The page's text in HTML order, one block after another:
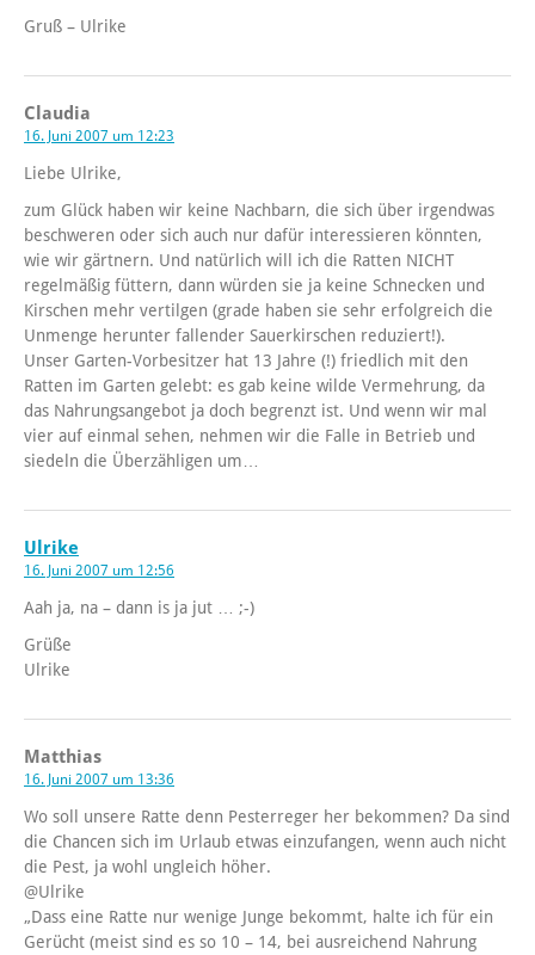
Gruß – Ulrike
Claudia
16. Juni 2007 um 12:23
Liebe Ulrike,
zum Glück haben wir keine Nachbarn, die sich über irgendwas
beschweren oder sich auch nur dafür interessieren könnten,
wie wir gärtnern. Und natürlich will ich die Ratten NICHT
regelmäßig füttern, dann würden sie ja keine Schnecken und
Kirschen mehr vertilgen (grade haben sie sehr erfolgreich die
Unmenge herunter fallender Sauerkirschen reduziert!).
Unser Garten-Vorbesitzer hat 13 Jahre (!) friedlich mit den
Ratten im Garten gelebt: es gab keine wilde Vermehrung, da
das Nahrungsangebot ja doch begrenzt ist. Und wenn wir mal
vier auf einmal sehen, nehmen wir die Falle in Betrieb und
siedeln die Überzähligen um…
Ulrike
16. Juni 2007 um 12:56
Aah ja, na – dann is ja jut … ;-)
Grüße
Ulrike
Matthias
16. Juni 2007 um 13:36
Wo soll unsere Ratte denn Pesterreger her bekommen? Da sind
die Chancen sich im Urlaub etwas einzufangen, wenn auch nicht
die Pest, ja wohl ungleich höher.
@Ulrike
„Dass eine Ratte nur wenige Junge bekommt, halte ich für ein
Gerücht (meist sind es so 10 – 14, bei ausreichend Nahrung